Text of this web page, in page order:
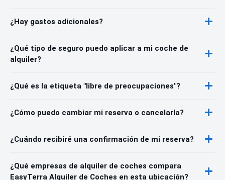
¿Hay gastos adicionales?
¿Qué tipo de seguro puedo aplicar a mi coche de
alquiler?
¿Qué es la etiqueta "libre de preocupaciones"?
¿Cómo puedo cambiar mi reserva o cancelarla?
¿Cuándo recibiré una confirmación de mi reserva?
¿Qué empresas de alquiler de coches compara
EasyTerra Alquiler de Coches en esta ubicación?